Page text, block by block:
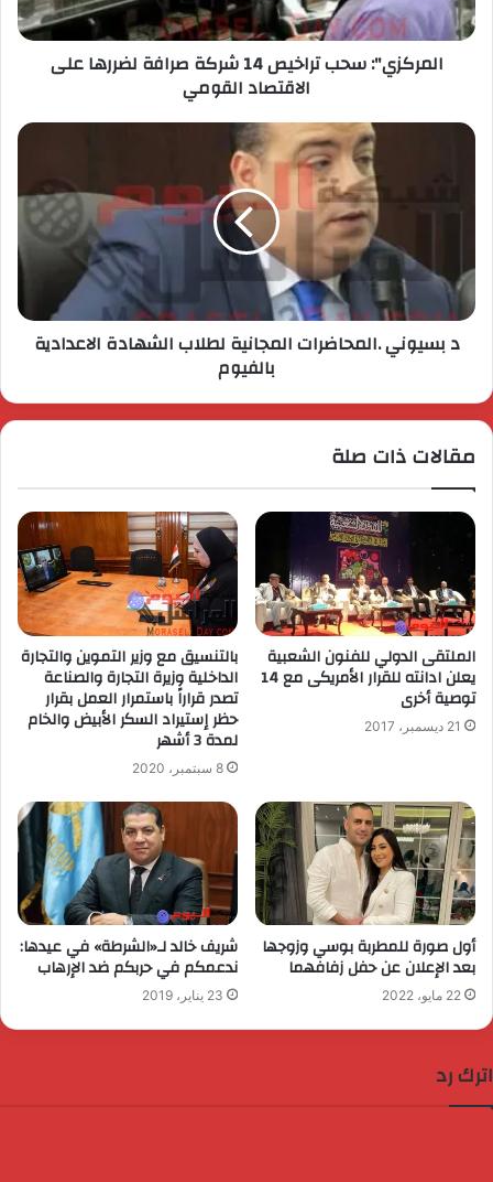
المركزي": سحب تراخيص 14 شركة صرافة لضررها على
الاقتصاد القومي
د بسيوني .المحاضرات المجانية لطلاب الشهادة الاعدادية
بالفيوم
مقالات ذات صلة
الملتقى الدولي للفنون الشعبية
يعلن ادانته للقرار الأمريكى مع 14
توصية أخرى
21 ديسمبر، 2017
بالتنسيق مع وزير التموين والتجارة
الداخلية وزيرة التجارة والصناعة
تصدر قراراً باستمرار العمل بقرار
حظر إستيراد السكر الأبيض والخام
لمدة 3 أشهر
8 سبتمبر، 2020
أول صورة للمطربة بوسي وزوجها
بعد الإعلان عن حفل زفافهما
22 مايو، 2022
شريف خالد لـ«الشرطة» في عيدها:
ندعمكم في حربكم ضد الإرهاب
23 يناير، 2019
اترك رد